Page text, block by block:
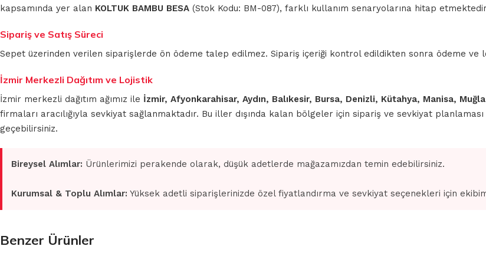
KLASIK
MUHTELİF
BEZLERİ
MİKROFİBER
OTO GRUBU
kapsamında yer alan KOLTUK BAMBU BESA (Stok Kodu: BM-087), farklı kullanım senaryolarına hitap
Sipariş ve Satış Süreci
Sepet üzerinden verilen siparişlerde ön ödeme talep edilmez. Sipariş içeriği kontrol edildikten sonra ödeme ve
İzmir Merkezli Dağıtım ve Lojistik
İzmir merkezli dağıtım ağımız ile İzmir, Afyonkarahisar, Aydın, Balıkesir, Bursa, Denizli, Kütahya, Manisa,
firmaları aracılığıyla sevkiyat sağlanmaktadır. Bu iller dışında kalan bölgeler için sipariş ve sevkiyat
geçebilirsiniz.
Bireysel Alımlar: Ürünlerimizi perakende olarak, düşük adetlerde mağazamızdan temin edebilirsiniz.
Kurumsal & Toplu Alımlar: Yüksek adetli siparişlerinizde özel fiyatlandırma ve sevkiyat seçenekleri için
Benzer Ürünler